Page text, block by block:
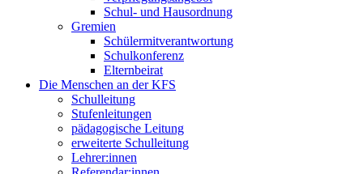
Schul- und Hausordnung
Gremien
Schülermitverantwortung
Schulkonferenz
Elternbeirat
Die Menschen an der KFS
Schulleitung
Stufenleitungen
pädagogische Leitung
erweiterte Schulleitung
Lehrer:innen